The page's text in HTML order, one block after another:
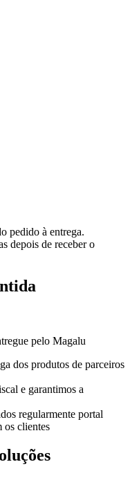
pedido à entrega.
depois de receber o
pelo Magalu
dos produtos de parceiros
e garantimos a
regularmente portal
os clientes